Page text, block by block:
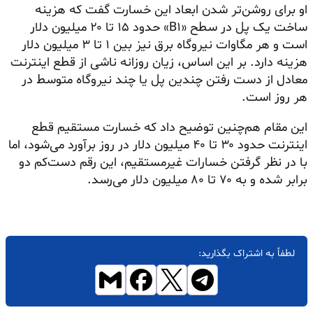
او برای روشن‌تر شدن ابعاد این خسارت گفت که هزینه
ساخت یک پل در سطح «B۱» حدود ۱۵ تا ۲۰ میلیون دلار
است و هر مگاوات نیروگاه برق نیز بین ۱ تا ۳ میلیون دلار
هزینه دارد. بر این اساس، زیان روزانه ناشی از قطع اینترنت
معادل از دست رفتن چندین پل یا چند نیروگاه متوسط در
هر روز است.
این مقام هم‌چنین توضیح داد که خسارت مستقیم قطع
اینترنت حدود ۳۰ تا ۴۰ میلیون دلار در روز برآورد می‌شود، اما
با در نظر گرفتن خسارات غیرمستقیم، این رقم دست‌کم دو
برابر شده و به ۷۰ تا ۸۰ میلیون دلار می‌رسد.
لطفاً به اشتراک بگذارید: